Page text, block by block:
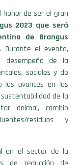
2023 que será
de Brangus
. Durante el evento,
de la
sociales y de
los avances en los
de la
animal, cambio
residuos y
en el sector de la
de reducción de
para controlar el